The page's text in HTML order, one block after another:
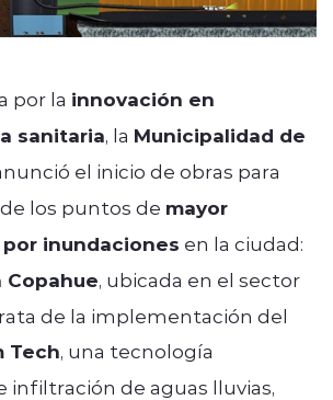
por la innovación en
sanitaria, la Municipalidad de
el inicio de obras para
los puntos de mayor
inundaciones en la ciudad:
Copahue, ubicada en el sector
de la implementación del
Tech, una tecnología
infiltración de aguas lluvias,